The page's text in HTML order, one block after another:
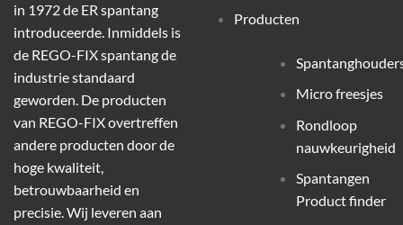
in 1972 de ER spantang
introduceerde. Inmiddels is
de REGO-FIX spantang de
industrie standaard
geworden. De producten
van REGO-FIX overtreffen
andere producten door de
hoge kwaliteit,
betrouwbaarheid en
precisie. Wij leveren aan
Producten
Micro freesjes
Rondloop
nauwkeurigheid
Spantangen
Product finder